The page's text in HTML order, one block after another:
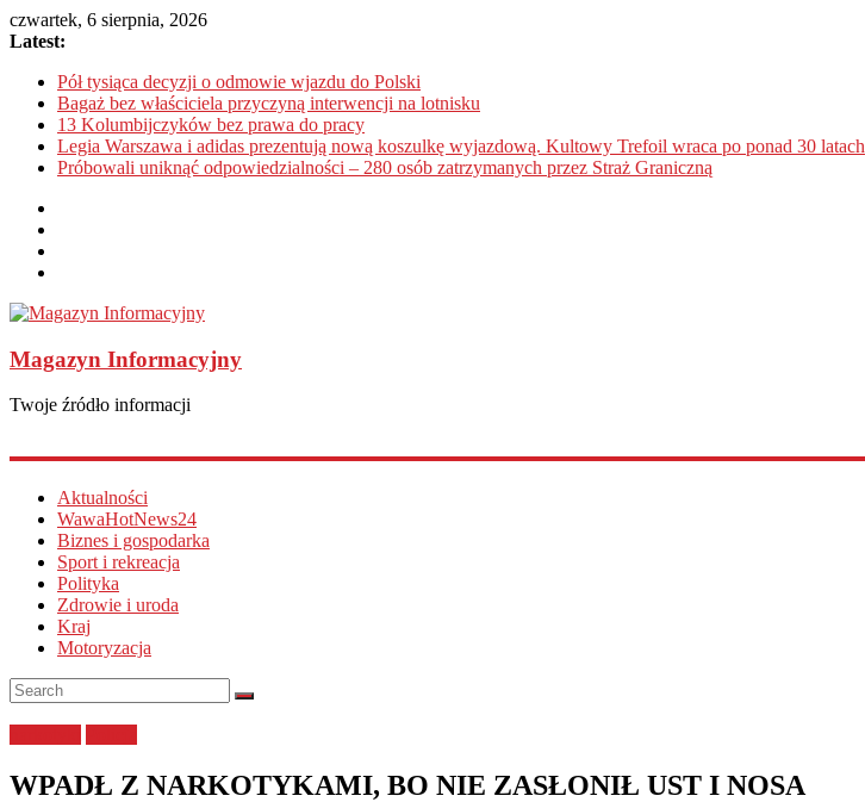
czwartek, 6 sierpnia, 2026
Latest:
Pół tysiąca decyzji o odmowie wjazdu do Polski
Bagaż bez właściciela przyczyną interwencji na lotnisku
13 Kolumbijczyków bez prawa do pracy
Legia Warszawa i adidas prezentują nową koszulkę wyjazdową. Kultowy Trefoil wraca po ponad 30 latach
Próbowali uniknąć odpowiedzialności – 280 osób zatrzymanych przez Straż Graniczną
Magazyn Informacyjny
Twoje źródło informacji
Aktualności
WawaHotNews24
Biznes i gospodarka
Sport i rekreacja
Polityka
Zdrowie i uroda
Kraj
Motoryzacja
WPADŁ Z NARKOTYKAMI, BO NIE ZASŁONIŁ UST I NOSA